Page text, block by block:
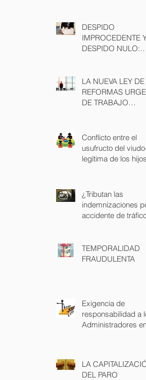
DESPIDO
IMPROCEDENTE
DESPIDO NULO:
LA NUEVA LEY DE
REFORMAS
DE TRABAJO
Conflicto entre el
usufructo del viudo-
legítima de los hijos
¿Tributan las
indemnizaciones
accidente de
TEMPORALIDAD
FRAUDULENTA
Exigencia de
responsabilidad a
Administradores
LA
DEL PARO